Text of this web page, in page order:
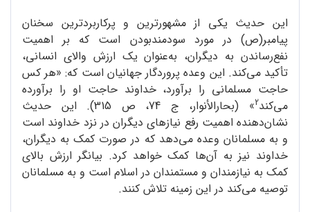
این حدیث یکی از مشهورترین و پرکاربردترین سخنان
پیامبر(ص) در مورد سودمندبودن است که بر اهمیت
نفع‌رساندن به دیگران، به‌عنوان یک ارزش والای انسانی،
تأکید می‌کند. این وعده پروردگار جهانیان است که: «هر کس
حاجت مسلمانی را برآورد، خداوند حاجت او را برآورده
می‌کند2
» (بحارالأنوار، ج 74، ص 315). این حدیث
نشان‌دهنده اهمیت رفع نیازهای دیگران در نزد خداوند است
و به مسلمانان وعده می‌دهد که در صورت کمک به دیگران،
خداوند نیز به آن‌ها کمک خواهد کرد. بیانگر ارزش بالای
کمک به نیازمندان و مستمندان در اسلام است و به مسلمانان
توصیه می‌کند در این زمینه تلاش کنند.